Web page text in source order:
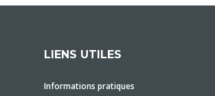
LIENS UTILES
Informations pratiques